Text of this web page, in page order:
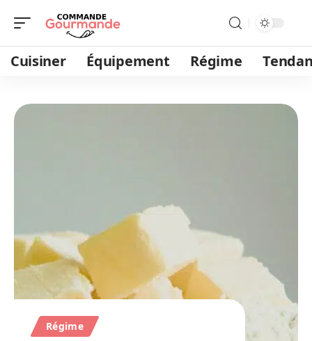
Cuisiner Équipement Régime
Régime